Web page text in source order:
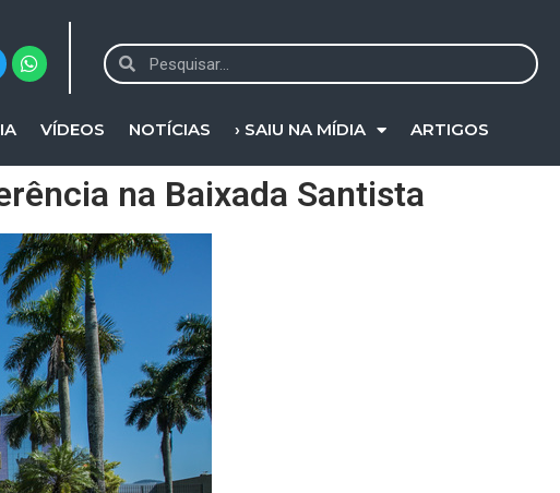
VÍDEOS NOTÍCIAS › SAIU NA MÍDIA ARTIGOS
na Baixada Santista